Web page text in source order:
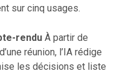
sur cinq usages.
rendu À partir de
réunion, l’IA rédige
les décisions et liste